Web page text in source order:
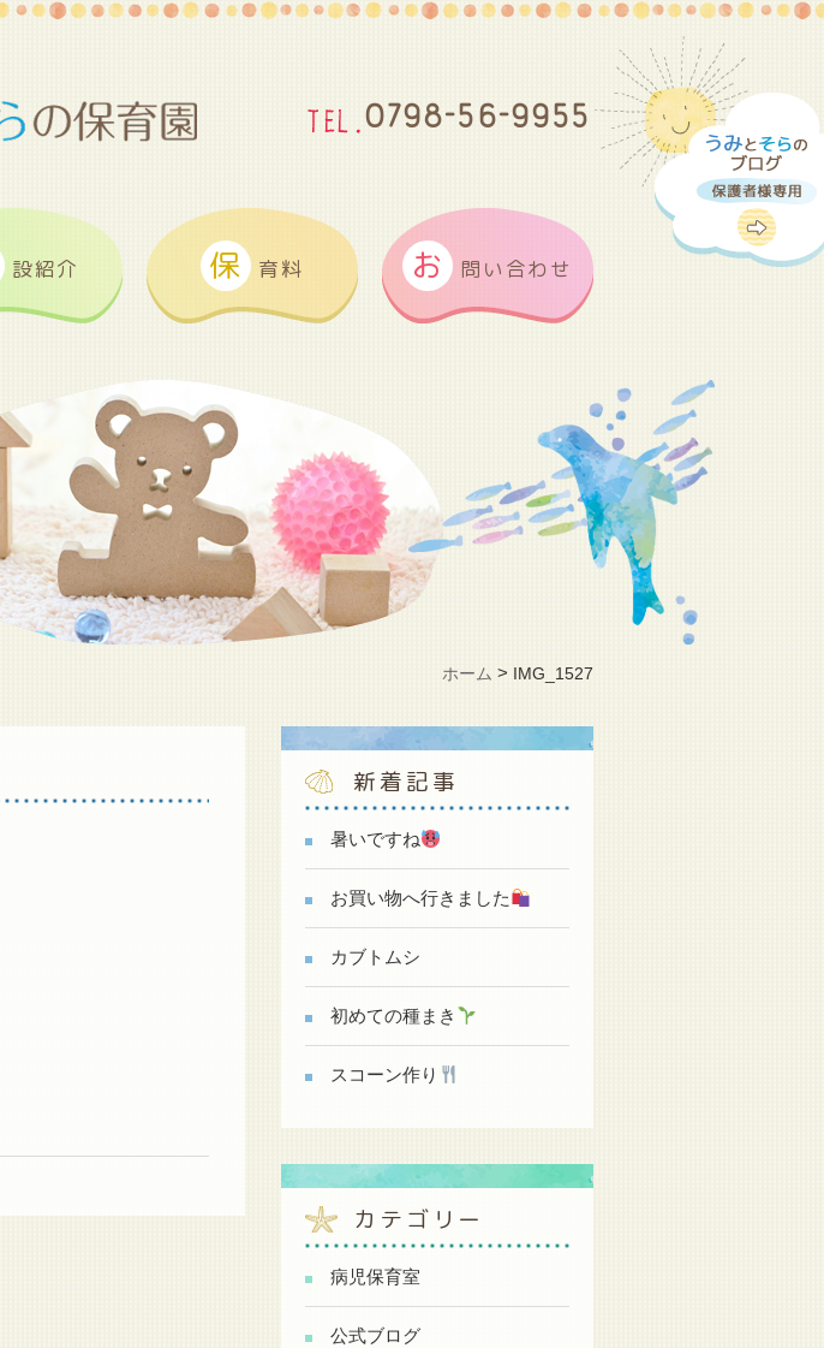
0798-56-9955
設紹介 保 育料 お 問い合わせ
ホーム > IMG_1527
新着記事
暑いですね
お買い物へ行きました
カブトムシ
初めての種まき
スコーン作り
カテゴリー
病児保育室
公式ブログ